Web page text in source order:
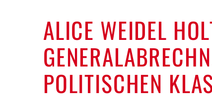
ALICE WEIDEL
POLITISCHEN